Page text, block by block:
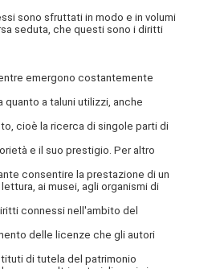
sono sfruttati in modo e in volumi
seduta, che questi sono i diritti
emergono costantemente
a taluni utilizzi, anche
cioè la ricerca di singole parti di
e il suo prestigio. Per altro
consentire la prestazione di un
ai musei, agli organismi di
connessi nell'ambito del
delle licenze che gli autori
di tutela del patrimonio